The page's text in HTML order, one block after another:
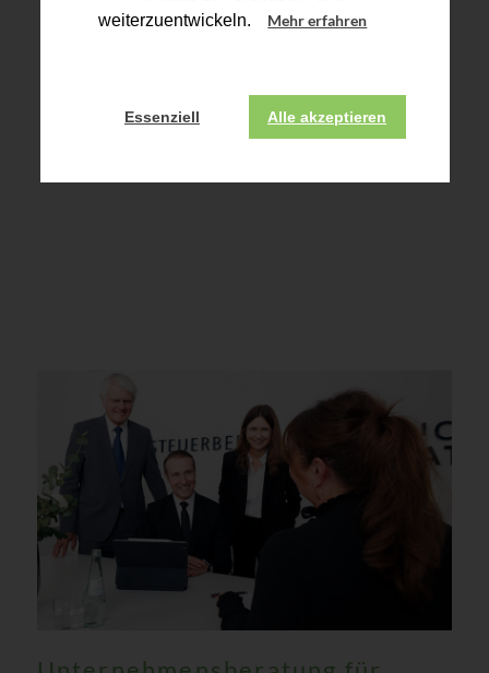
weiterzuentwickeln.
Mehr erfahren
Essenziell Alle akzeptieren